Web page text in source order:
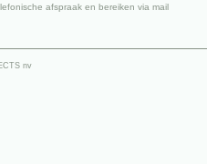
afspraak en bereiken via mail
nv